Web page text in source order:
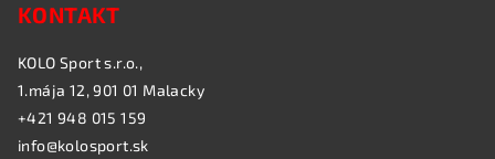
KONTAKT
KOLO Sport s.r.o.,
1.mája 12, 901 01 Malacky
+421 948 015 159
info@kolosport.sk